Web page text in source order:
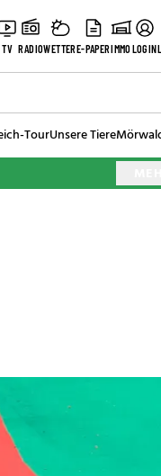
TV RADIOWETTERE-PAPERIMMOLOGIN
TourUnsere Tiere